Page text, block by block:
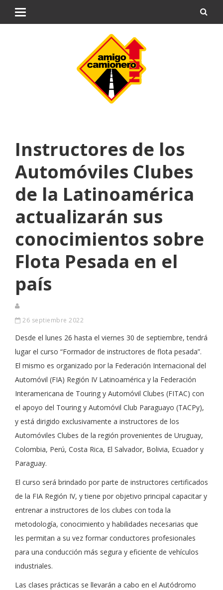
Instructores de los
Automóviles Clubes
de la Latinoamérica
actualizarán sus
conocimientos sobre
Flota Pesada en el
país
26 septiembre 2022
Desde el lunes 26 hasta el viernes 30 de septiembre, tendrá
lugar el curso “Formador de instructores de flota pesada”.
El mismo es organizado por la Federación Internacional del
Automóvil (FIA) Región IV Latinoamérica y la Federación
Interamericana de Touring y Automóvil Clubes (FITAC) con
el apoyo del Touring y Automóvil Club Paraguayo (TACPy),
y está dirigido exclusivamente a instructores de los
Automóviles Clubes de la región provenientes de Uruguay,
Colombia, Perú, Costa Rica, El Salvador, Bolivia, Ecuador y
Paraguay.
El curso será brindado por parte de instructores certificados
de la FIA Región IV, y tiene por objetivo principal capacitar y
entrenar a instructores de los clubes con toda la
metodología, conocimiento y habilidades necesarias que
les permitan a su vez formar conductores profesionales
para una conducción más segura y eficiente de vehículos
industriales.
Las clases prácticas se llevarán a cabo en el Autódromo